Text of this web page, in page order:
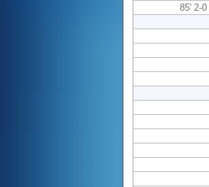
85' 2-0